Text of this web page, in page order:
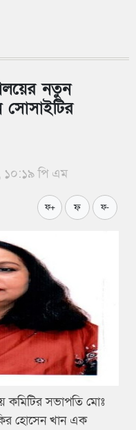
নতুন
সোসাইটির
পি এম
ফ+ ফ ফ-
কমিটির সভাপতি মোঃ
হোসেন খান এক